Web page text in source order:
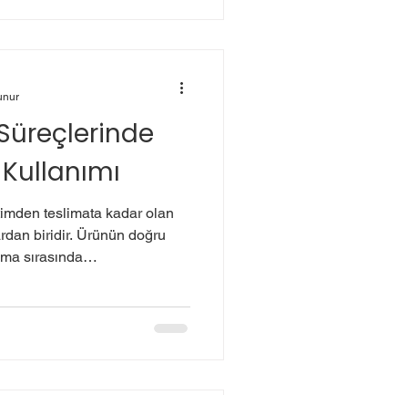
teslimata kadar olan
biridir. Ürünün doğru
sırasında
İşte tam bu noktada